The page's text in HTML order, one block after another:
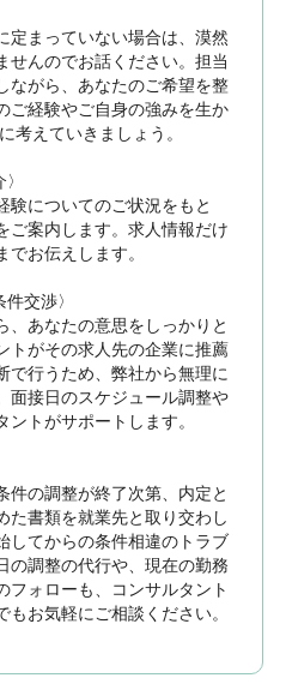
定まっていない場合は、漠然
せんのでお話ください。担当
ながら、あなたのご希望を整
ご経験やご自身の強みを生か
考えていきましょう。
験についてのご状況をもと
ご案内します。求人情報だけ
お伝えします。
交渉〉
、あなたの意思をしっかりと
トがその求人先の企業に推薦
で行うため、弊社から無理に
面接日のスケジュール調整や
トがサポートします。
件の調整が終了次第、内定と
た書類を就業先と取り交わし
してからの条件相違のトラブ
の調整の代行や、現在の勤務
フォローも、コンサルタント
お気軽にご相談ください。